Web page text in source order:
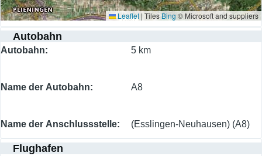
Leaflet | Tiles Bing © Microsoft and suppliers
Autobahn
Autobahn 5 km
Name der Autobahn A8
Name der Anschlussstelle (Esslingen-Neuhausen) (A8)
Flughafen